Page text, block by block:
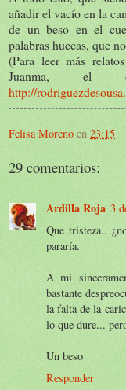
añadir el vacío en la
de un beso en el
palabras huecas, que
(Para leer más
Juanma, el
http://
Felisa Moreno en 23:15
29 comentarios:
Ardilla Roja 3
Que tristeza..
pararía.
A mi
bastante
la falta de la
lo que dure...
Un beso
Responder